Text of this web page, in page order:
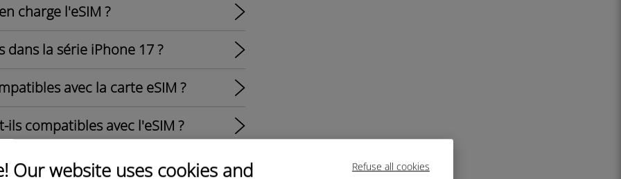
Refuse all cookies
Our website uses cookies and
charge l'eSIM ?
la série iPhone 17 ?
avec la carte eSIM ?
ils compatibles avec l'eSIM ?
eSIM (including S25, S25+,